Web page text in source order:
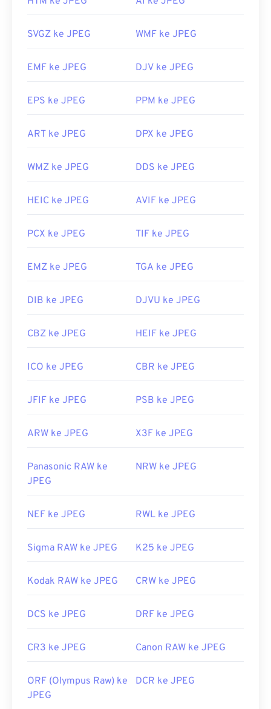
JPEG. Cukup klik dua kali pada berkas JPEG,
gambar, editor gambar, atau peramban web bawaan
membuka berkas, gunakan klik kanan, lalu pilih
File JPEG terbuka otomatis di peramban web
Apple Preview
Dikembangkan oleh:
Joint Photographic Experts
Rilis Awal:18 September 1992
https://en.wikipedia.org/wiki/JPEG
SVGZ ke JPEG WMF ke JPEG
EMF ke JPEG DJV ke JPEG
EPS ke JPEG PPM ke JPEG
ART ke JPEG DPX ke JPEG
WMZ ke JPEG DDS ke JPEG
HEIC ke JPEG AVIF ke JPEG
PCX ke JPEG TIF ke JPEG
EMZ ke JPEG TGA ke JPEG
DIB ke JPEG DJVU ke JPEG
CBZ ke JPEG HEIF ke JPEG
ICO ke JPEG CBR ke JPEG
JFIF ke JPEG PSB ke JPEG
ARW ke JPEG X3F ke JPEG
Panasonic RAW ke
JPEG
NRW ke JPEG
NEF ke JPEG RWL ke JPEG
Sigma RAW ke JPEG K25 ke JPEG
Kodak RAW ke JPEG CRW ke JPEG
DCS ke JPEG DRF ke JPEG
CR3 ke JPEG Canon RAW ke JPEG
ORF (Olympus Raw) ke
JPEG
DCR ke JPEG